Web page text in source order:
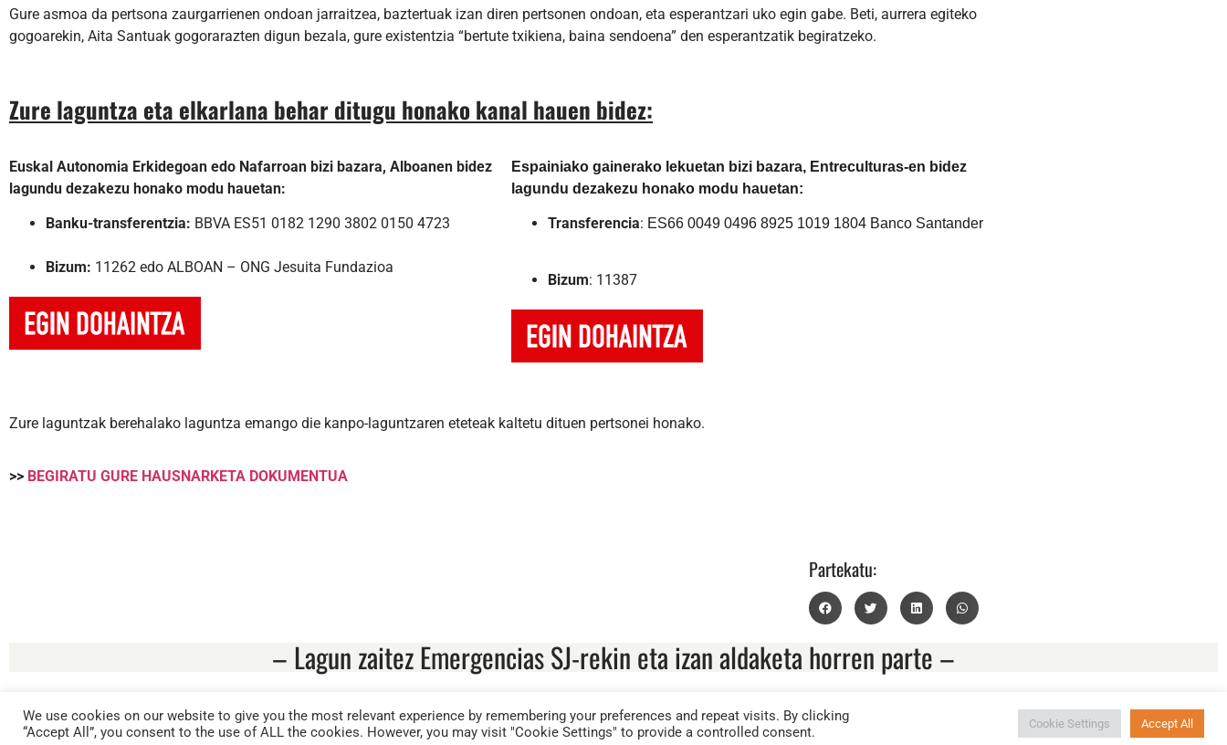
Gure asmoa da pertsona zaurgarrienen ondoan jarraitzea, baztertuak izan diren pertsonen ondoan, eta esperantzari uko egin gabe. Beti, aurrera egiteko
gogoarekin, Aita Santuak gogorarazten digun bezala, gure existentzia “bertute txikiena, baina sendoena” den esperantzatik begiratzeko.
Zure laguntza eta elkarlana behar ditugu honako kanal hauen bidez:
Euskal Autonomia Erkidegoan edo Nafarroan bizi bazara, Alboanen bidez
lagundu dezakezu honako modu hauetan:
Banku-transferentzia: BBVA ES51 0182 1290 3802 0150 4723
Bizum: 11262 edo ALBOAN – ONG Jesuita Fundazioa
Espainiako gainerako lekuetan bizi bazara, Entreculturas-en bidez
lagundu dezakezu honako modu hauetan:
Transferencia: ES66 0049 0496 8925 1019 1804 Banco Santander
Bizum: 11387
Zure laguntzak berehalako laguntza emango die kanpo-laguntzaren eteteak kaltetu dituen pertsonei honako.
>> BEGIRATU GURE HAUSNARKETA DOKUMENTUA
Partekatu:
– Lagun zaitez Emergencias SJ-rekin eta izan aldaketa horren parte –
KOOKIEN POLITIKA ABISU LEGALA PRIBATASUN POLITIKA HARREMANETARAKO
We use cookies on our website to give you the most relevant experience by remembering your preferences and repeat visits. By clicking
“Accept All”, you consent to the use of ALL the cookies. However, you may visit "Cookie Settings" to provide a controlled consent.
Cookie Settings Accept All